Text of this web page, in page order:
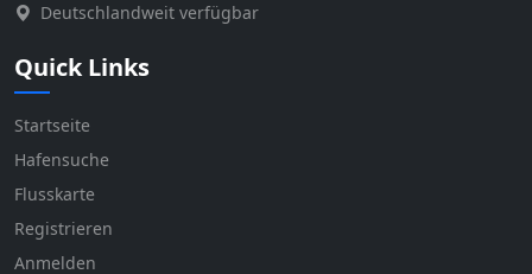
Deutschlandweit verfügbar
Quick Links
Startseite
Hafensuche
Flusskarte
Registrieren
Anmelden